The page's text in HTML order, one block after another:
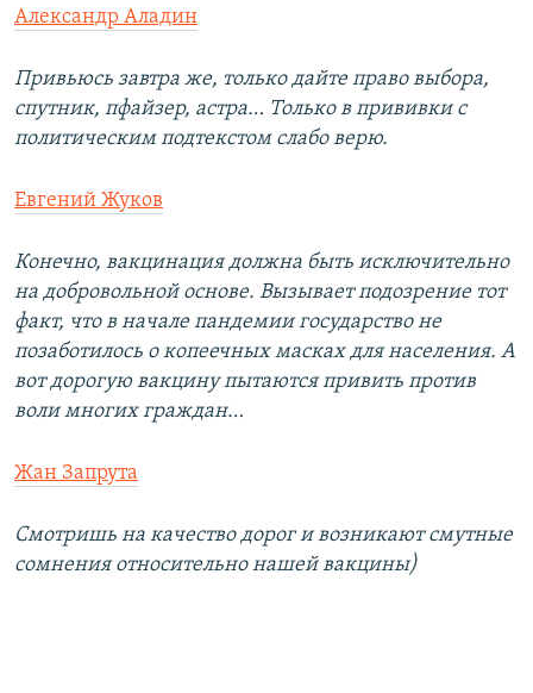
Александр Аладин
Привьюсь завтра же, только дайте право выбора,
спутник, пфайзер, астра… Только в прививки с
политическим подтекстом слабо верю.
Евгений Жуков
Конечно, вакцинация должна быть исключительно
на добровольной основе. Вызывает подозрение тот
факт, что в начале пандемии государство не
позаботилось о копеечных масках для населения. А
вот дорогую вакцину пытаются привить против
воли многих граждан…
Жан Запрута
Смотришь на качество дорог и возникают смутные
сомнения относительно нашей вакцины)